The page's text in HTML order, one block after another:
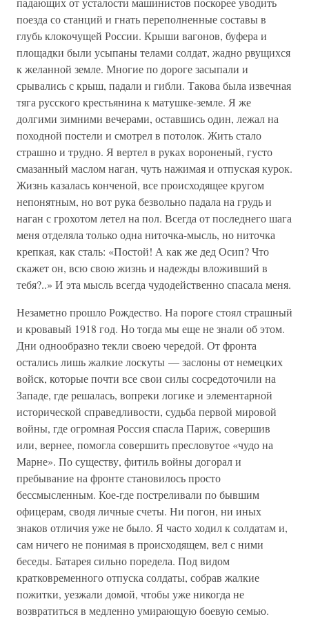
поезда со станций и гнать переполненные составы в
глубь клокочущей России. Крыши вагонов, буфера и
площадки были усыпаны телами солдат, жадно рвущихся
к желанной земле. Многие по дороге засыпали и
срывались с крыш, падали и гибли. Такова была извечная
тяга русского крестьянина к матушке-земле. Я же
долгими зимними вечерами, оставшись один, лежал на
походной постели и смотрел в потолок. Жить стало
страшно и трудно. Я вертел в руках вороненый, густо
смазанный маслом наган, чуть нажимая и отпуская курок.
Жизнь казалась конченой, все происходящее кругом
непонятным, но вот рука безвольно падала на грудь и
наган с грохотом летел на пол. Всегда от последнего шага
меня отделяла только одна ниточка-мысль, но ниточка
крепкая, как сталь: «Постой! А как же дед Осип? Что
скажет он, всю свою жизнь и надежды вложивший в
тебя?..» И эта мысль всегда чудодейственно спасала меня.
Незаметно прошло Рождество. На пороге стоял страшный
и кровавый 1918 год. Но тогда мы еще не знали об этом.
Дни однообразно текли своею чередой. От фронта
остались лишь жалкие лоскуты — заслоны от немецких
войск, которые почти все свои силы сосредоточили на
Западе, где решалась, вопреки логике и элементарной
исторической справедливости, судьба первой мировой
войны, где огромная Россия спасла Париж, совершив
или, вернее, помогла совершить пресловутое «чудо на
Марне». По существу, фитиль войны догорал и
пребывание на фронте становилось просто
бессмысленным. Кое-где постреливали по бывшим
офицерам, сводя личные счеты. Ни погон, ни иных
знаков отличия уже не было. Я часто ходил к солдатам и,
сам ничего не понимая в происходящем, вел с ними
беседы. Батарея сильно поредела. Под видом
кратковременного отпуска солдаты, собрав жалкие
пожитки, уезжали домой, чтобы уже никогда не
возвратиться в медленно умирающую боевую семью.